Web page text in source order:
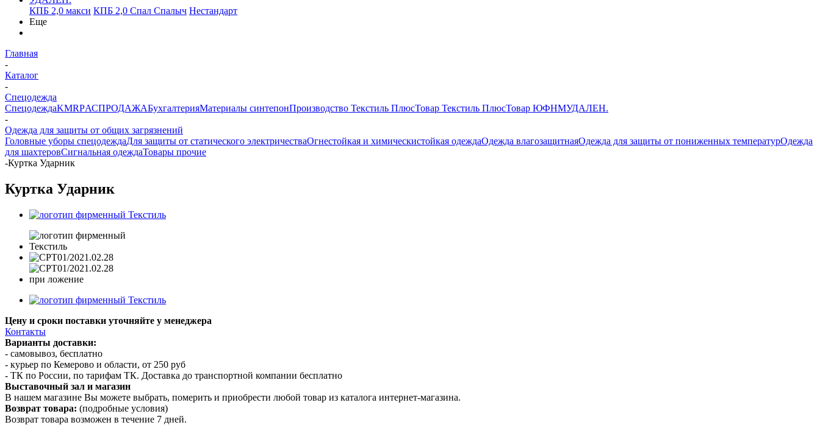
КПБ 2,0 макси КПБ 2,0 Спал Спалыч Нестандарт
Еще
Главная
-
Каталог
-
Спецодежда
СпецодеждаKMRPАСПРОДАЖАБухгалтерияМатериалы синтепонПроизводство Текстиль ПлюсТовар Текстиль ПлюсТовар ЮФНМУДАЛЕН.
-
Одежда для защиты от общих загрязнений
Головные уборы спецодеждаДля защиты от статического электричестваОгнестойкая и химическистойкая одеждаОдежда влагозащитнаяОдежда для защиты от пониженных температурОдежда
для шахтеровСигнальная одеждаТовары прочие
-Куртка Ударник
Куртка Ударник
Цену и сроки поставки уточняйте у менеджера
Контакты
Варианты доставки:
- самовывоз, бесплатно
- курьер по Кемерово и области, от 250 руб
- ТК по России, по тарифам ТК. Доставка до транспортной компании бесплатно
Выставочный зал и магазин
В нашем магазине Вы можете выбрать, померить и приобрести любой товар из каталога интернет-магазина.
Возврат товара: (подробные условия)
Возврат товара возможен в течение 7 дней.